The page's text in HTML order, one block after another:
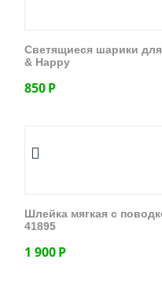
Светящиеся шарики
& Happy
850Р
Шлейка мягкая с
41895
1 900Р